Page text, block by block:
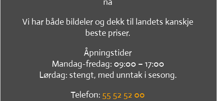
nå
Vi har både bildeler og dekk til landets kanskje
beste priser.
Åpningstider
Mandag-fredag: 09:00 – 17:00
Lørdag: stengt, med unntak i sesong.
Telefon: 55 52 52 00